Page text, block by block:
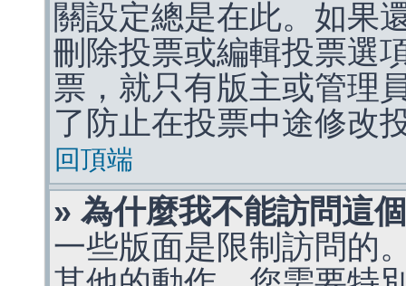
關設定總是在此。如果
刪除投票或編輯投票選
票，就只有版主或管理
了防止在投票中途修改
回頂端
» 為什麼我不能訪問這
一些版面是限制訪問的